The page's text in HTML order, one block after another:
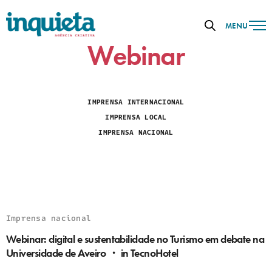
MENU
Webinar
IMPRENSA INTERNACIONAL
IMPRENSA LOCAL
IMPRENSA NACIONAL
Imprensa nacional
Webinar: digital e sustentabilidade no Turismo em debate na
Universidade de Aveiro ・ in TecnoHotel